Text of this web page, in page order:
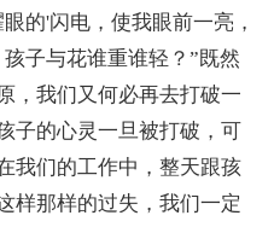
的'闪电，使我眼前一亮，
子与花谁重谁轻？”既然
，我们又何必再去打破一
子的心灵一旦被打破，可
我们的工作中，整天跟孩
样那样的过失，我们一定